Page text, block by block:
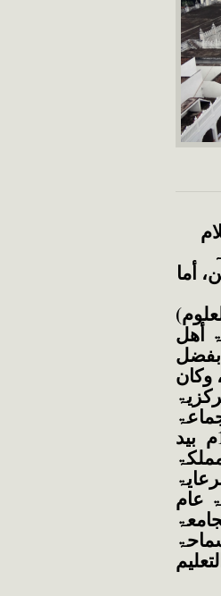
أما
أھل
وکان
وقد وضع حجر أساس الجامعۃ في عام 1963م بید
عام